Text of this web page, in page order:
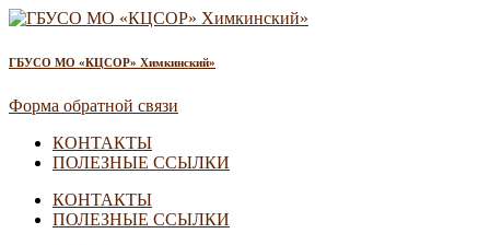
ГБУСО МО «КЦСОР» Химкинский»
Форма обратной связи
КОНТАКТЫ
ПОЛЕЗНЫЕ ССЫЛКИ
КОНТАКТЫ
ПОЛЕЗНЫЕ ССЫЛКИ